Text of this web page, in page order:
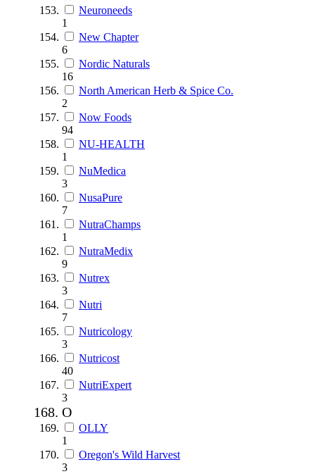
Neuroneeds
1
New Chapter
6
Nordic Naturals
16
North American Herb & Spice Co.
2
Now Foods
94
NU-HEALTH
1
NuMedica
3
NusaPure
7
NutraChamps
1
NutraMedix
9
Nutrex
3
Nutri
7
Nutricology
3
Nutricost
40
NutriExpert
3
O
OLLY
1
Oregon's Wild Harvest
3